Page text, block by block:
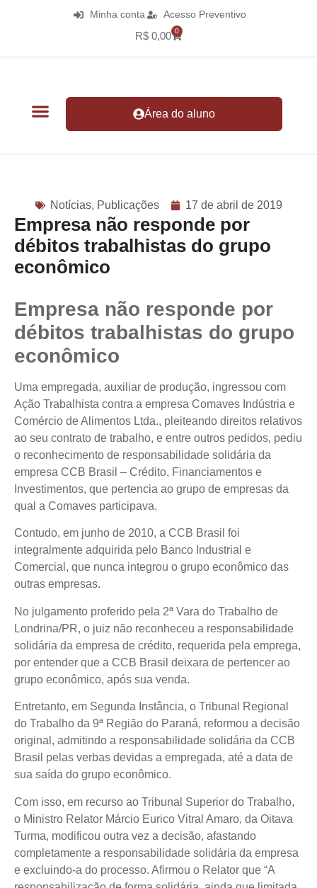
Minha conta Acesso Preventivo
R$ 0,00 0
Área do aluno
Notícias, Publicações 17 de abril de 2019
Empresa não responde por
débitos trabalhistas do grupo
econômico
Empresa não responde por
débitos trabalhistas do grupo
econômico
Uma empregada, auxiliar de produção, ingressou com
Ação Trabalhista contra a empresa Comaves Indústria e
Comércio de Alimentos Ltda., pleiteando direitos relativos
ao seu contrato de trabalho, e entre outros pedidos, pediu
o reconhecimento de responsabilidade solidária da
empresa CCB Brasil – Crédito, Financiamentos e
Investimentos, que pertencia ao grupo de empresas da
qual a Comaves participava.
Contudo, em junho de 2010, a CCB Brasil foi
integralmente adquirida pelo Banco Industrial e
Comercial, que nunca integrou o grupo econômico das
outras empresas.
No julgamento proferido pela 2ª Vara do Trabalho de
Londrina/PR, o juiz não reconheceu a responsabilidade
solidária da empresa de crédito, requerida pela emprega,
por entender que a CCB Brasil deixara de pertencer ao
grupo econômico, após sua venda.
Entretanto, em Segunda Instância, o Tribunal Regional
do Trabalho da 9ª Região do Paraná, reformou a decisão
original, admitindo a responsabilidade solidária da CCB
Brasil pelas verbas devidas a empregada, até a data de
sua saída do grupo econômico.
Com isso, em recurso ao Tribunal Superior do Trabalho,
o Ministro Relator Márcio Eurico Vitral Amaro, da Oitava
Turma, modificou outra vez a decisão, afastando
completamente a responsabilidade solidária da empresa
e excluindo-a do processo. Afirmou o Relator que “A